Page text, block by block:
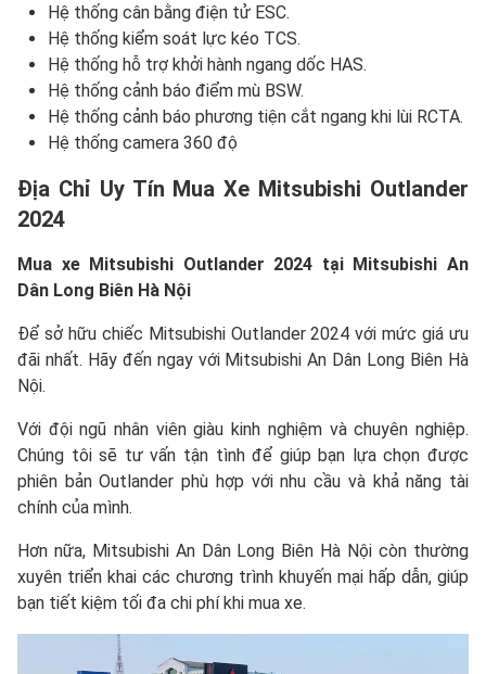
Hệ thống cân bằng điện tử ESC.
Hệ thống kiểm soát lực kéo TCS.
Hệ thống hỗ trợ khởi hành ngang dốc HAS.
Hệ thống cảnh báo điểm mù BSW.
Hệ thống cảnh báo phương tiện cắt ngang khi lùi RCTA.
Hệ thống camera 360 độ
Địa Chỉ Uy Tín Mua Xe Mitsubishi Outlander
2024
Mua xe Mitsubishi Outlander 2024 tại Mitsubishi An
Dân Long Biên Hà Nội
Để sở hữu chiếc Mitsubishi Outlander 2024 với mức giá ưu
đãi nhất. Hãy đến ngay với Mitsubishi An Dân Long Biên Hà
Nội.
Với đội ngũ nhân viên giàu kinh nghiệm và chuyên nghiệp.
Chúng tôi sẽ tư vấn tận tình để giúp bạn lựa chọn được
phiên bản Outlander phù hợp với nhu cầu và khả năng tài
chính của mình.
Hơn nữa, Mitsubishi An Dân Long Biên Hà Nội còn thường
xuyên triển khai các chương trình khuyến mại hấp dẫn, giúp
bạn tiết kiệm tối đa chi phí khi mua xe.